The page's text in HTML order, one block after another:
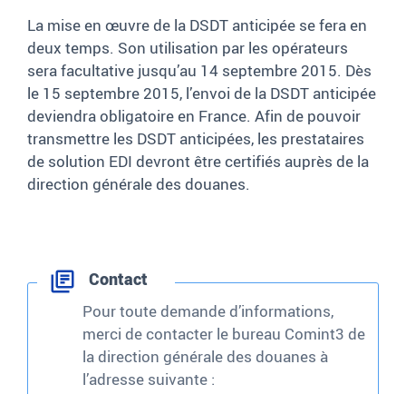
La mise en œuvre de la DSDT anticipée se fera en
deux temps. Son utilisation par les opérateurs
sera facultative jusqu’au 14 septembre 2015. Dès
le 15 septembre 2015, l’envoi de la DSDT anticipée
deviendra obligatoire en France. Afin de pouvoir
transmettre les DSDT anticipées, les prestataires
de solution EDI devront être certifiés auprès de la
direction générale des douanes.
Contact
Pour toute demande d’informations,
merci de contacter le bureau Comint3 de
la direction générale des douanes à
l’adresse suivante :